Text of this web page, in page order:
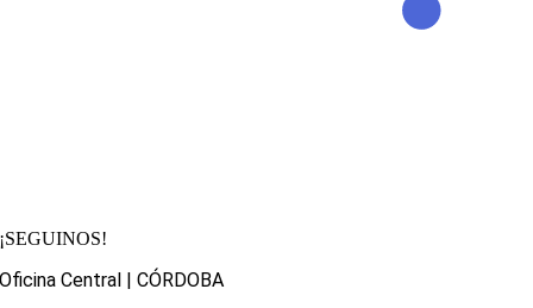
¡SEGUINOS!
Oficina Central | CÓRDOBA